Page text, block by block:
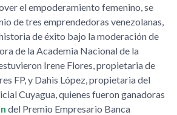
el empoderamiento femenino, se
de tres emprendedoras venezolanas,
de éxito bajo la moderación de
de la Academia Nacional de la
Irene Flores, propietaria de
FP, y Dahis López, propietaria del
Cuyagua, quienes fueron ganadoras
del Premio Empresario Banca